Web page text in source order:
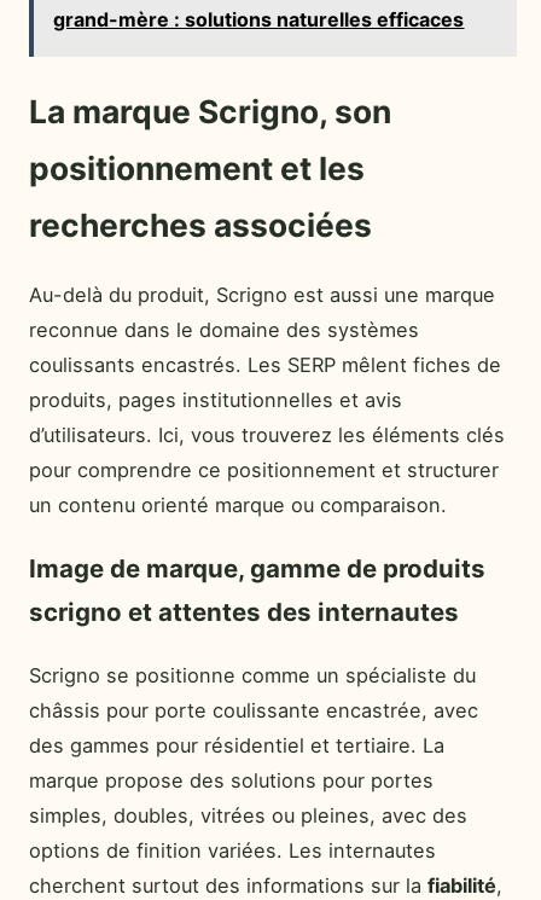
grand-mère : solutions naturelles efficaces
La marque Scrigno, son
positionnement et les
recherches associées
Au-delà du produit, Scrigno est aussi une marque
reconnue dans le domaine des systèmes
coulissants encastrés. Les SERP mêlent fiches de
produits, pages institutionnelles et avis
d’utilisateurs. Ici, vous trouverez les éléments clés
pour comprendre ce positionnement et structurer
un contenu orienté marque ou comparaison.
Image de marque, gamme de produits
scrigno et attentes des internautes
Scrigno se positionne comme un spécialiste du
châssis pour porte coulissante encastrée, avec
des gammes pour résidentiel et tertiaire. La
marque propose des solutions pour portes
simples, doubles, vitrées ou pleines, avec des
options de finition variées. Les internautes
cherchent surtout des informations sur la fiabilité,